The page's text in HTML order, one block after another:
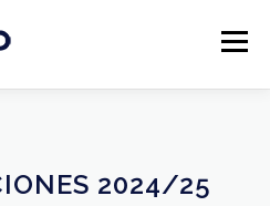
Menú
2024/25